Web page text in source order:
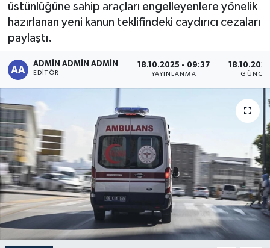
üstünlüğüne sahip araçları engelleyenlere yönelik
hazırlanan yeni kanun teklifindeki caydırıcı cezaları
paylaştı.
ADMİN ADMİN ADMİN
EDITÖR
18.10.2025 - 09:37
YAYINLANMA
Magazin
Spor
Türkiye